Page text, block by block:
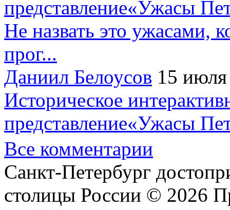
представление«Ужасы
Не назвать это ужасами,
прог...
Даниил Белоусов 15
Историческое
представление«Ужасы
Все комментарии
Санкт-Петербург
столицы России © 2026